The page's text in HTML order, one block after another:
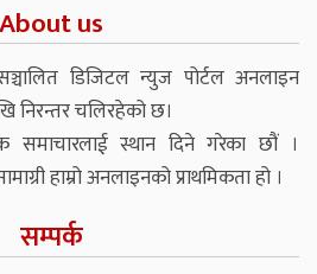
About us
सञ्चालित डिजिटल न्युज पोर्टल अनलाइन
चलिरहेको छ।
स्थान दिने गरेका छौं ।
हाम्रो अनलाइनको प्राथमिकता हो ।
सम्पर्क